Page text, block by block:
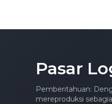
Mencatat
Mingguan yang
[Pasar
Pasar
Pemberitahuan:
mereproduksi